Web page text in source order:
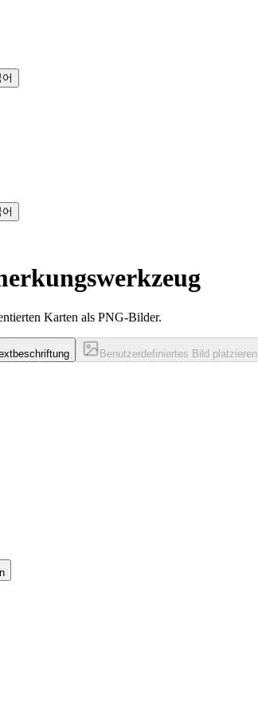
Karten als PNG-Bilder.
Benutzerdefiniertes Bild platzieren